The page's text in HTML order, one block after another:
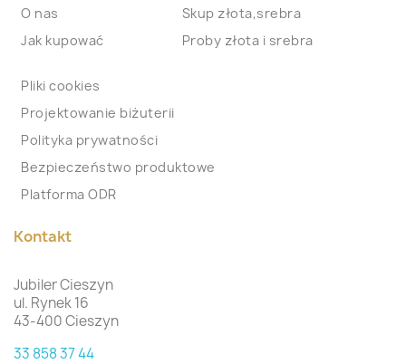
O nas
Jak kupować
Skup złota,srebra
Proby złota i srebra
Pliki cookies
Projektowanie biżuterii
Polityka prywatności
Bezpieczeństwo produktowe
Platforma ODR
Kontakt
Jubiler Cieszyn
ul. Rynek 16
43-400 Cieszyn
33 858 37 44